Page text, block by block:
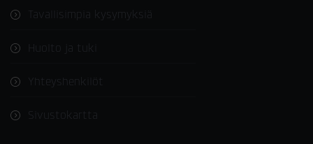
Tavallisimpia kysymyksiä
Huolto ja tuki
Yhteyshenkilöt
Sivustokartta